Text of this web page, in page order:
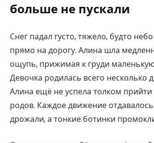
больше не пускали
Снег падал густо, тяжело, будто
прямо на дорогу. Алина шла
ощупь, прижимая к груди
Девочка родилась всего несколько
Алина ещё не успела толком прийти
родов. Каждое движение
дрожали, а тонкие ботинки